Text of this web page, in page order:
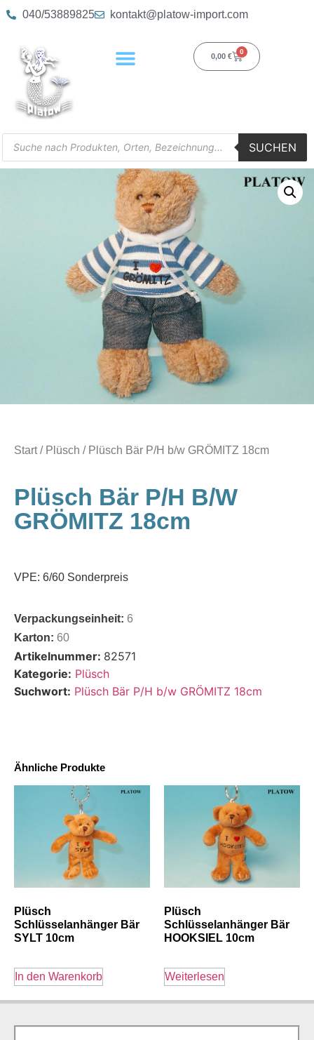
040/53889825 kontakt@platow-import.com
0,00 €
0
SUCHEN
Start/ Plüsch / Plüsch Bär P/H b/w GRÖMITZ 18cm
Plüsch Bär P/H B/w
GRÖMITZ 18cm
VPE: 6/60 Sonderpreis
Verpackungseinheit: 6
Karton: 60
Artikelnummer: 82571
Kategorie: Plüsch
Suchwort: Plüsch Bär P/H b/w GRÖMITZ 18cm
Ähnliche Produkte
Plüsch
Schlüsselanhänger Bär
SYLT 10cm
In den Warenkorb
Plüsch
Schlüsselanhänger Bär
HOOKSIEL 10cm
Weiterlesen